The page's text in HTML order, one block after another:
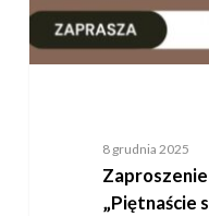
8 grudnia 2025
„Piętnaście